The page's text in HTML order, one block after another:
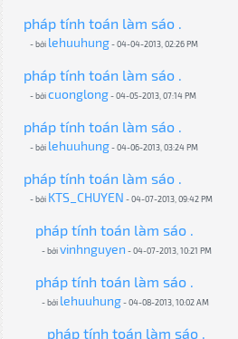
pháp tính toán làm sáo .
- bởi lehuuhung- 04-04-2013, 02:26 PM
pháp tính toán làm sáo .
- bởicuonglong- 04-05-2013, 07:14 PM
pháp tính toán làm sáo .
- bởi lehuuhung- 04-06-2013, 03:24 PM
pháp tính toán làm sáo .
- bởi KTS_CHUYEN - 04-07-2013, 09:42 PM
pháp tính toán làm sáo .
- bởivinhnguyen - 04-07-2013, 10:21 PM
pháp tính toán làm sáo .
- bởi lehuuhung- 04-08-2013, 10:02 AM
pháp tính toán làm sáo .